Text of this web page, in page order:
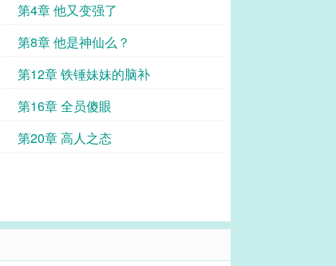
第4章 他又变强了
第8章 他是神仙么？
第12章 铁锤妹妹的脑补
第16章 全员傻眼
第20章 高人之态